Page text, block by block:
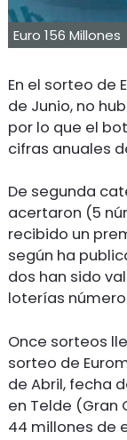
Euro 156 Millones
En el sorteo de
de Junio, no
por lo que el
cifras anuales
De segunda
acertaron (5
recibido un
según ha
dos han sido
loterías número
Once sorteos
sorteo de
de Abril, fecha
en Telde (Gran
44 millones de